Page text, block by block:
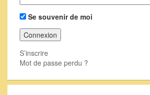
Se souvenir de moi
S’inscrire
Mot de passe perdu ?